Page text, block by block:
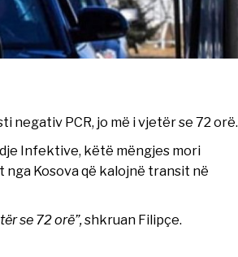
negativ PCR, jo më i vjetër se 72 orë.
Infektive, këtë mëngjes mori
Kosova që kalojnë transit në
se 72 orë”,shkruan Filipçe.